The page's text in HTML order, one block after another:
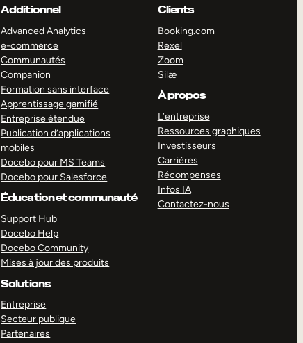
Additionnel
Advanced Analytics
e-commerce
Communautés
Companion
Formation sans interface
Apprentissage gamifié
Entreprise étendue
Publication d’applications
mobiles
Docebo pour MS Teams
Docebo pour Salesforce
Éducation et communauté
Support Hub
Docebo Help
Docebo Community
Mises à jour des produits
Solutions
Entreprise
Secteur publique
Partenaires
Clients
Booking.com
Rexel
Zoom
Silæ
À propos
L’entreprise
Ressources graphiques
Investisseurs
Carrières
Récompenses
Infos IA
Contactez-nous